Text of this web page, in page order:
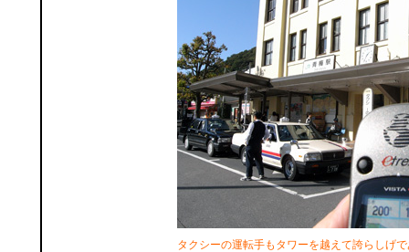
タクシーの運転手もタワーを越えて誇らしげ